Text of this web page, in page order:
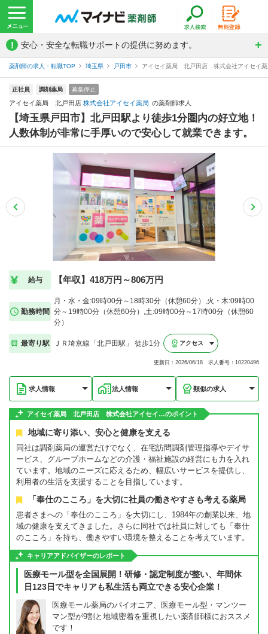
! 安心・安全な転職サポートの提供に努めます。
薬剤師の求人・転職TOP 埼玉県 戸田市 アイセイ薬局 北戸田店 株式会社アイセイ薬
正社員 調剤薬局 募集停止
アイセイ薬局 北戸田店 株式会社アイセイ薬局 の薬剤師求人
【埼玉県戸田市】北戸田駅より徒歩1分圏内の好立地！
人数体制が非常に手厚いので安心して就業できます。
給与 【年収】418万円～806万円
勤務時間
月・水・金:09時00分～18時30分（休憩60分）,火・木:09時00
分～19時00分（休憩60分）,土:09時00分～17時00分（休憩60
分）
最寄り駅 ＪＲ埼京線「北戸田駅」 徒歩1分 アクセス
更新日：2026/06/18 求人番号：10220496
求人情報 法人情報 類似の求人
アイセイ薬局 北戸田店 株式会社アイセイ…のポイント
地域に寄り添い、安心と健康を支える
同社は調剤薬局の運営だけでなく、在宅訪問調剤管理指導やデイサ
ービス、グループホームなどの介護・福祉施設の経営にも力を入れ
ています。地域のニーズに応えるため、幅広いサービスを提供し、
利用者の生活を支援することを目指しています。
「奉仕のこころ」を大切に社員の働きやすさも考える薬局
患者さまへの「奉仕のこころ」を大切にし、1984年の創業以来、地
域の健康を支えてきました。さらに同社では社員に対しても「奉仕
のこころ」を持ち、働きやすい環境を整えることを考えています。
キャリアアドバイザーのレポート
医療モール型を全国展開！研修・認定制度が整い、年間休
日123日でキャリアも私生活も両立できる安心企業！
医療モール薬局のパイオニア、医療モール型・マンツー
マン型が9割と地域密着を重視したい薬剤師様におススメ
です！